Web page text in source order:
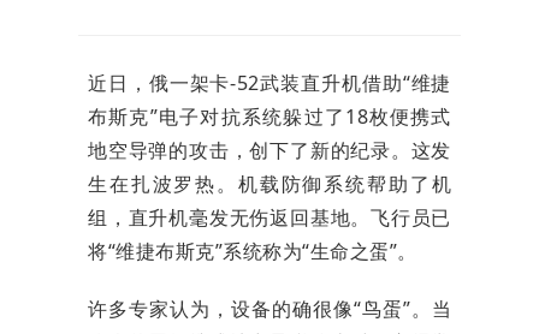
近日，俄一架卡-52武装直升机借助“维捷
布斯克”电子对抗系统躲过了18枚便携式
地空导弹的攻击，创下了新的纪录。这发
生在扎波罗热。机载防御系统帮助了机
组，直升机毫发无伤返回基地。飞行员已
将“维捷布斯克”系统称为“生命之蛋”。
许多专家认为，设备的确很像“鸟蛋”。当